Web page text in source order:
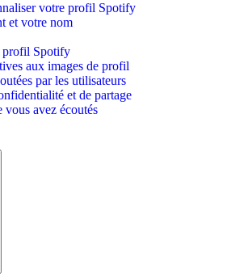
votre profil Spotify
et votre nom
profil Spotify
aux images de profil
par les utilisateurs
et de partage
vous avez écoutés